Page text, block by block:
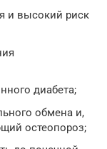
и высокий риск
диабета;
обмена и,
остеопороз;